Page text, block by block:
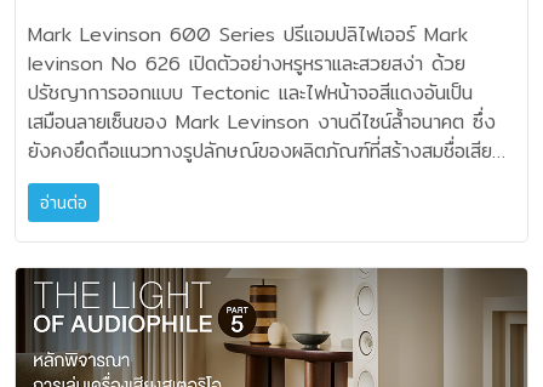
เมื่อปรับค่าของซับวูฟเฟอร์ ได้ค่อนข้างกลมกลืนแล้ว (หรือมี
ปัญหาว่าเบสบางส่วนยังคงเดินช้ากว่าเสียงกลางแหลม) ให้ลอง
ปรับค่าที่ Phase 0-180 ดู เป็นลำดับสุดท้าย ไม่ควร
ปรับค่าเฟสไปทางเฟสลบ -180 องศา ในระหว่างจูน Volume
และ Crossover แต่ให้ปรับดู หลังจากปรับค่าทุกอย่าง และให้
เสียงได้ลงตัวแล้ว ปุ่มปรับค่าเฟสนี้ ซับบางตู้ อาจจะเป็น
สวิตช์ เลือก บวก 0 และ ลบ 180 องศา แต่ ซับวูฟเฟอร์ราคา
สูงๆ มักจะเป็นปุ่มเกนโวลุ่ม ให้เราเลือกค่าเฟสแปรผันไปทีละน้อย
ได้ ยังมีอีก 2 เทคนิค สำหรับการเสริมตู้ซับเข้าไป
ในระบบฟังเพลง ซึ่งเป็นวิธีการของงาน Professional เมื่อนาน
มาแล้ว เหมาะกับห้องฟังเพลงที่มีขนาดใหญ่ และเสียงเบสเบาบาง
เกินไป ก็สามารถใช้วิธีดังกล่าวนี้ได้ 1. Inverted Stack
แบบแพสสีพ ซึ่ง M&K ใช้ชื่อระบบว่า Sub-Satellite เป็นการ
แก้ปัญหาขาดความถี่ต่ำ ประการหนึ่ง และให้ความสะดวกในการ
จัดวางภายในห้องขนาดย่อมๆ จากนั้นมีบริษัทเครื่อง
เสียงบางแห่ง อาทิ Dave Hall เปิดตัว Velodyne
Acoustics ในปี 1983 เพื่อเน้นผลิตซับวูฟเฟอร์โดยเฉพาะ
ระบบนี้ จะนำเอาปฏิบัติการดิจิตอลช่วยรายงานจาก
สถานการณ์ใช้งานจริง ซึ่งจะช่วยควบคุมมิให้ซับวูฟเฟอร์ส่งเสียง
ผิดเพี้ยน (Digital High Gain Servo Control) มี
ระบบอีควอไลเซอร์ EQ Plus ที่จะทำให้สามารถปรับซับวูฟเฟอร์ให้
เหมาะสมกับสถานการณ์การใช้งานของแต่ละบุคคล และห้องต่างๆ
อย่างเหมาะสม บริษัท Sunfire เคยออกแบบซับวูฟ
เฟอร์ที่เน้นให้มีขนาดเล็กมากๆ แต่มีพลังขับอย่างชนิดสั่นสะเทือน
โดยมีแกนกลางเป็น closed-cell foam กรวยไฮบริดนี้ถูก
ออกแบบเพื่อให้ได้กรวยไดรเวอร์ที่แข็งแกร่ง น้ำหนักเบาตามสเปค
และเป็นปัจจัยหลักในการขับเสียงได้เต็มกำลัง โดยมีความผิดเพี้ยน
น้อยที่สุด อุปกรณ์ที่มีความสำคัญยิ่งในการแบ่งแยก
สัญญาณความถี่ไปยังไดรเวอร์แต่ละตัวใน SUMMIT MAKALU
คือ ครอสโอเวอร์เน็ตเวิร์ก MultiCap™ ซึ่งรองรับการเชื่อมต่อ
ทั้งแบบ single-wire และ bi-amp/bi-wire ในวงจรที่กล่าว
มาของ JBL เลือกใช้คาปาซิเตอร์ขนาดเล็กจำนวนมากแทนการใช้
คาปาซิเตอร์ขนาดใหญ่แบบเดิมๆ ผลที่ได้คือ สามารถลดค่า ESR
(Electrostatic Resistance) และทำให้ไดรเวอร์ทำงานด้วย
ประสิทธิภาพที่สูงขึ้น งานออกแบบทั้งหมดนี้ทำให้ไดรเวอร์แต่ละ
ตัวได้รับสัญญาณความถี่ครบถ้วน ขับขานพลังเสียงได้เต็ม
กำลัง เพิ่มได้นามิคของเสียง ให้เสียงดนตรีใสกระจ่างโดยไม่มี
Mark Levinson 600 Series ปรีแอมปลิไฟเออร์ Mark
levinson No 626 เปิดตัวอย่างหรูหราและสวยสง่า ด้วย
ปรัชญาการออกแบบ Tectonic และไฟหน้าจอสีแดงอันเป็น
เสมือนลายเซ็นของ Mark Levinson งานดีไซน์ล้ำอนาคต ซึ่ง
ยังคงยึดถือแนวทางรูปลักษณ์ของผลิตภัณฑ์ที่สร้างสมชื่อเสียง
มานาน โดดเด่นด้วยความงามของไฟและความหรูเงางามของ
กระจกหน้าจอ ไม่เพียงความสวยงามของตัวเครื่อง
ภายนอก แต่ทุกระบบภายในถูกออกแบบอย่างพิถีพิถัน วงจรอนา
ล็อคแบบ Pure Path และวงจรดิจิตอลที่ออกแบบให้เป็นอิสระ
เพื่อให้เสียงดนตรีอันบริสุทธิ์ในทุกรายละเอียด เพื่อมอบ
ประสบการณ์ในการฟังอันรื่นรมย์อย่างที่สุด โดยเฉพาะภาค
ดิจิตอลออดิโอที่ใช้อุปกรณ์ DAC รุ่น Precision Link III ซึ่ง
อ่านต่อ